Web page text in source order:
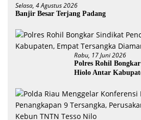
Selasa, 4 Agustus 2026
Banjir Besar Terjang Padang
Rabu, 17 Juni 2026
Polres Rohil
Hiolo Antar